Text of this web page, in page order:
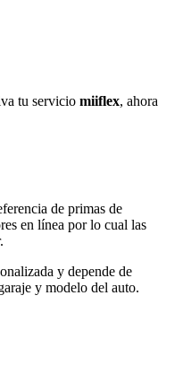
tu servicio miiflex, ahora
de primas de
en línea por lo cual las
y depende de
y modelo del auto.